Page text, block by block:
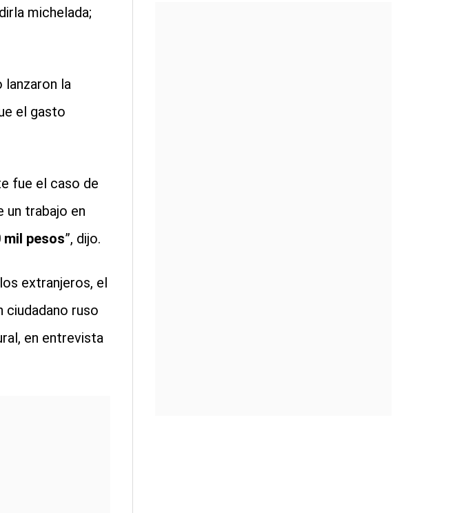
michelada;
lanzaron la
el gasto
fue el caso de
un trabajo en
mil pesos”, dijo.
extranjeros, el
ruso
en entrevista